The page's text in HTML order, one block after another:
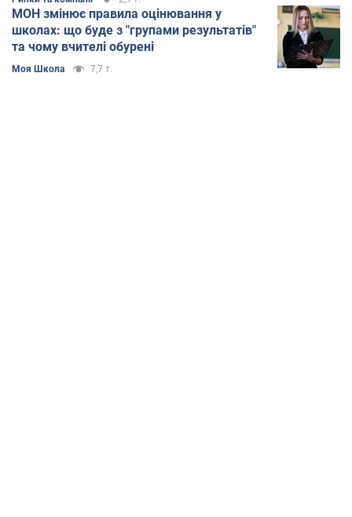
МОН змінює правила оцінювання у
школах: що буде з "групами результатів"
та чому вчителі обурені
Моя Школа 7,7 т.